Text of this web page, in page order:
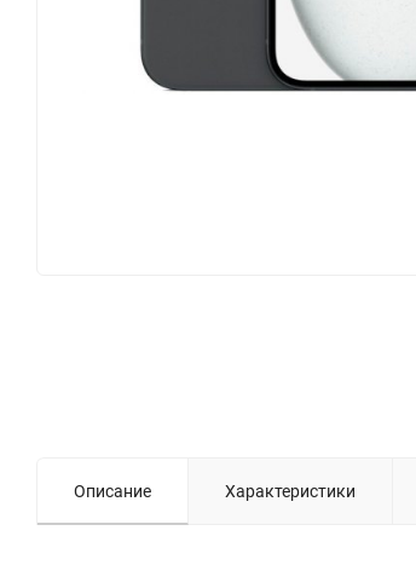
Описание Характеристики